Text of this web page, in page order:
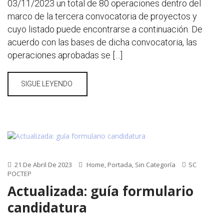
03/11/2023 un total de 80 operaciones dentro del
marco de la tercera convocatoria de proyectos y
cuyo listado puede encontrarse a continuación. De
acuerdo con las bases de dicha convocatoria, las
operaciones aprobadas se […]
SIGUE LEYENDO
21 De Abril De 2023 Home, Portada, Sin Categoría
SC
POCTEP
Actualizada: guía formulario
candidatura